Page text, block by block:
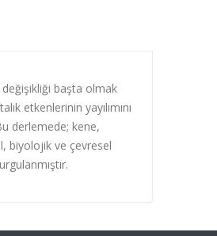
değişikliği başta olmak
etkenlerinin yayılımını
derlemede; kene,
biyolojik ve çevresel